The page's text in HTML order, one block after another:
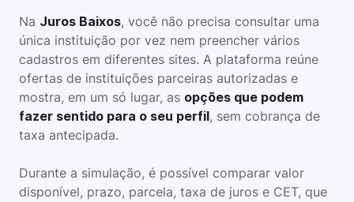
Na Juros Baixos, você não precisa consultar uma
única instituição por vez nem preencher vários
cadastros em diferentes sites. A plataforma reúne
ofertas de instituições parceiras autorizadas e
mostra, em um só lugar, as opções que podem
fazer sentido para o seu perfil, sem cobrança de
taxa antecipada.
Durante a simulação, é possível comparar valor
disponível, prazo, parcela, taxa de juros e CET, que